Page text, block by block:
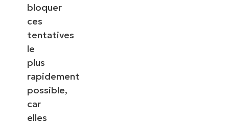
bloquer
ces
tentatives
le
plus
rapidement
possible,
car
elles